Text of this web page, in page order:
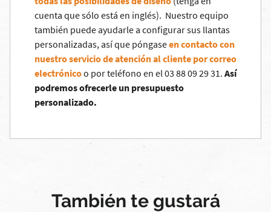
cuenta que sólo está en inglés). Nuestro equipo
también puede ayudarle a configurar sus llantas
personalizadas, así que póngaseen contacto con
nuestro servicio de atención al cliente por correo
electrónicoo por teléfono en el 03 88 09 29 31. Así
podremos ofrecerle un presupuesto
personalizado.
También te gustará